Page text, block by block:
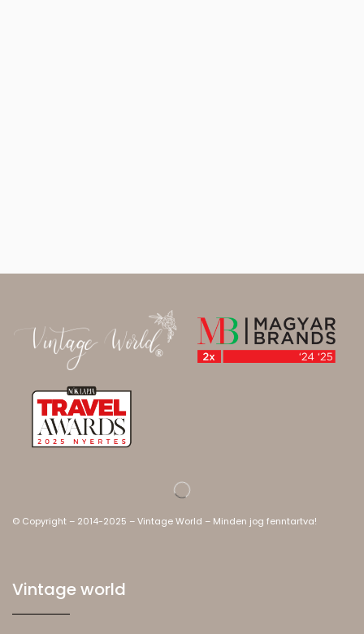
© Copyright – 2014-2025 – Vintage World – Minden jog fenntartva!
Vintage world